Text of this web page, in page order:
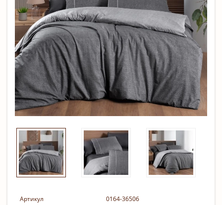
Артикул
0164-36506